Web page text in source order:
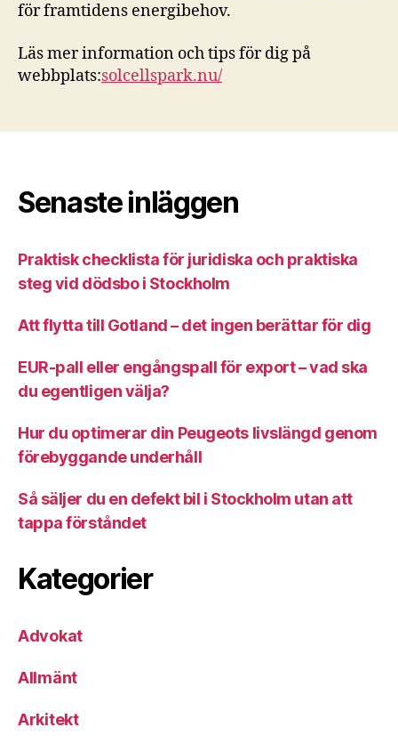
för framtidens energibehov.
Läs mer information och tips för dig på
webbplats:solcellspark.nu/
Senaste inläggen
Praktisk checklista för juridiska och praktiska
steg vid dödsbo i Stockholm
Att flytta till Gotland – det ingen berättar för dig
EUR-pall eller engångspall för export – vad ska
du egentligen välja?
Hur du optimerar din Peugeots livslängd genom
förebyggande underhåll
Så säljer du en defekt bil i Stockholm utan att
tappa förståndet
Kategorier
Advokat
Allmänt
Arkitekt